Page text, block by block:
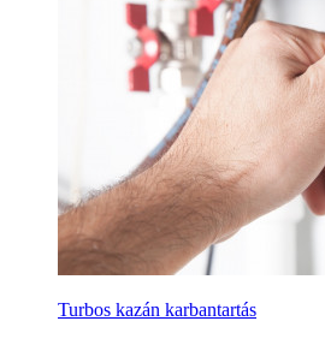
Turbos kazán karbantartás